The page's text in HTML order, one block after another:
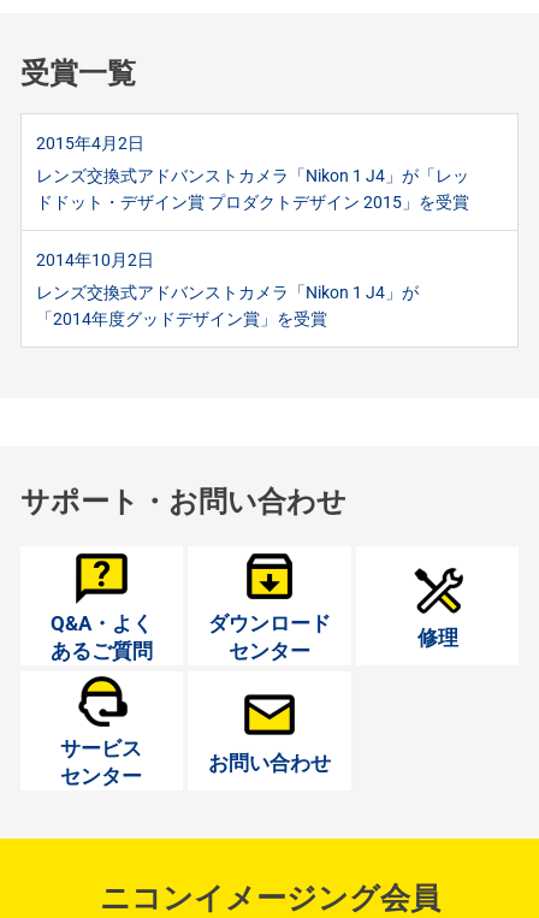
受賞一覧
2015年4月2日
レンズ交換式アドバンストカメラ「Nikon 1 J4」が「レッ
ドドット・デザイン賞 プロダクトデザイン 2015」を受賞
2014年10月2日
レンズ交換式アドバンストカメラ「Nikon 1 J4」が
「2014年度グッドデザイン賞」を受賞
サポート・お問い合わせ
Q&A・よく
あるご質問
ダウンロード
センター
修理
サービス
センター
お問い合わせ
ニコンイメージング会員